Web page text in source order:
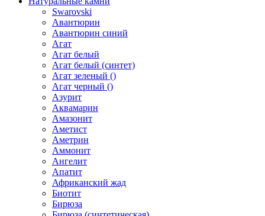
Swarovski
Авантюрин
Авантюрин синий
Агат
Агат белый
Агат белый (синтет)
Агат зеленый ()
Агат черный ()
Азурит
Аквамарин
Амазонит
Аметист
Аметрин
Аммонит
Ангелит
Апатит
Африканский жад
Биотит
Бирюза